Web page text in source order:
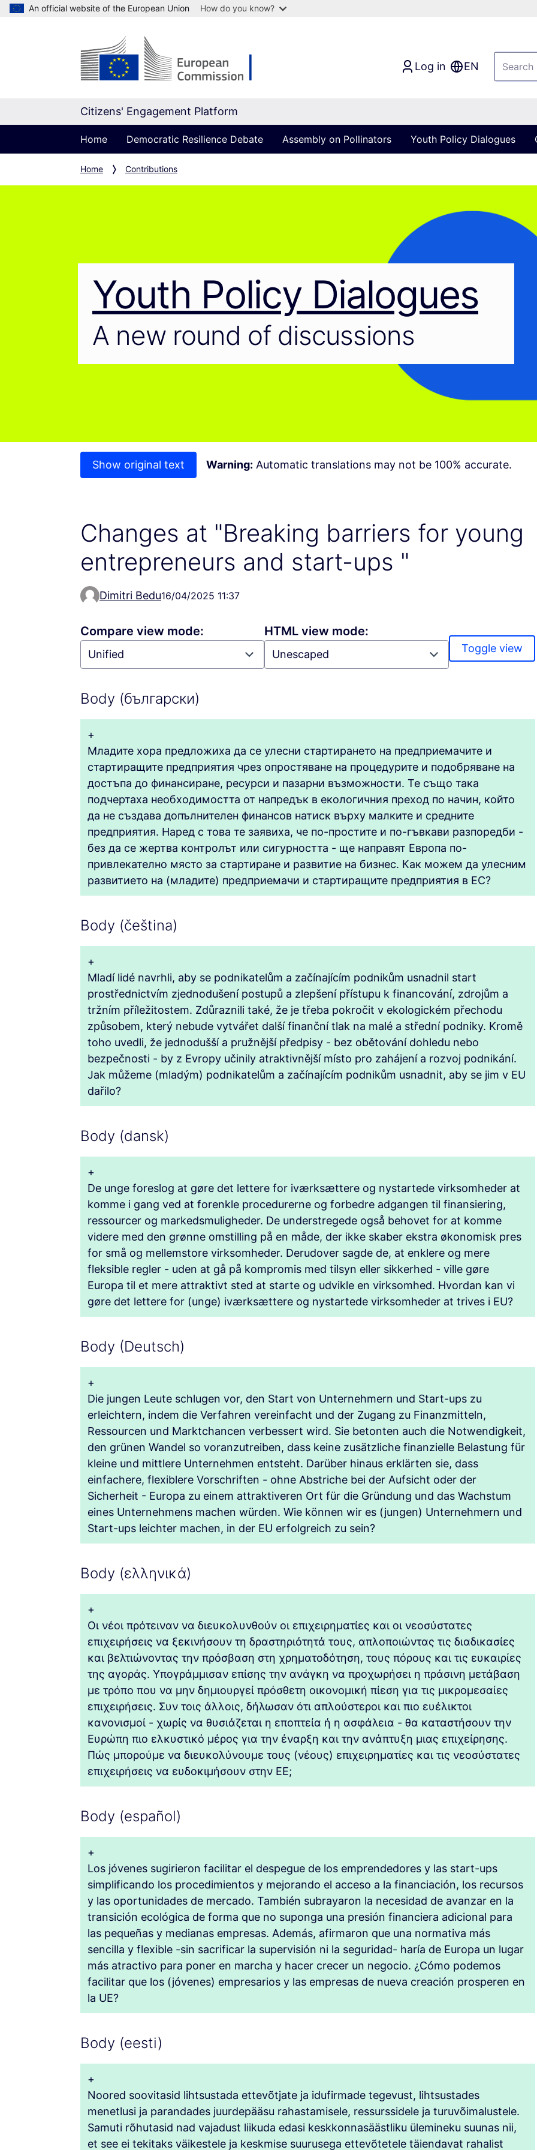
An official website of the European Union How do you know?
Log in EN
Citizens' Engagement Platform
Home Democratic Resilience Debate Assembly on Pollinators Youth Policy Dialogues
Home Contributions
Youth Policy Dialogues
A new round of discussions
Show original text Warning: Automatic translations may not be 100% accurate.
Changes at "Breaking barriers for young
entrepreneurs and start-ups "
Dimitri Bedu16/04/2025 11:37
Compare view mode: HTML view mode:
Toggle view
Body (български)
+
Младите хора предложиха да се улесни стартирането на предприемачите и
стартиращите предприятия чрез опростяване на процедурите и подобряване на
достъпа до финансиране, ресурси и пазарни възможности. Те също така
подчертаха необходимостта от напредък в екологичния преход по начин, който
да не създава допълнителен финансов натиск върху малките и средните
предприятия. Наред с това те заявиха, че по-простите и по-гъвкави разпоредби -
без да се жертва контролът или сигурността - ще направят Европа по-
привлекателно място за стартиране и развитие на бизнес. Как можем да улесним
развитието на (младите) предприемачи и стартиращите предприятия в ЕС?
Body (čeština)
+
Mladí lidé navrhli, aby se podnikatelům a začínajícím podnikům usnadnil start
prostřednictvím zjednodušení postupů a zlepšení přístupu k financování, zdrojům a
tržním příležitostem. Zdůraznili také, že je třeba pokročit v ekologickém přechodu
způsobem, který nebude vytvářet další finanční tlak na malé a střední podniky. Kromě
toho uvedli, že jednodušší a pružnější předpisy - bez obětování dohledu nebo
bezpečnosti - by z Evropy učinily atraktivnější místo pro zahájení a rozvoj podnikání.
Jak můžeme (mladým) podnikatelům a začínajícím podnikům usnadnit, aby se jim v EU
dařilo?
Body (dansk)
+
De unge foreslog at gøre det lettere for iværksættere og nystartede virksomheder at
komme i gang ved at forenkle procedurerne og forbedre adgangen til finansiering,
ressourcer og markedsmuligheder. De understregede også behovet for at komme
videre med den grønne omstilling på en måde, der ikke skaber ekstra økonomisk pres
for små og mellemstore virksomheder. Derudover sagde de, at enklere og mere
fleksible regler - uden at gå på kompromis med tilsyn eller sikkerhed - ville gøre
Europa til et mere attraktivt sted at starte og udvikle en virksomhed. Hvordan kan vi
gøre det lettere for (unge) iværksættere og nystartede virksomheder at trives i EU?
Body (Deutsch)
+
Die jungen Leute schlugen vor, den Start von Unternehmern und Start-ups zu
erleichtern, indem die Verfahren vereinfacht und der Zugang zu Finanzmitteln,
Ressourcen und Marktchancen verbessert wird. Sie betonten auch die Notwendigkeit,
den grünen Wandel so voranzutreiben, dass keine zusätzliche finanzielle Belastung für
kleine und mittlere Unternehmen entsteht. Darüber hinaus erklärten sie, dass
einfachere, flexiblere Vorschriften - ohne Abstriche bei der Aufsicht oder der
Sicherheit - Europa zu einem attraktiveren Ort für die Gründung und das Wachstum
eines Unternehmens machen würden. Wie können wir es (jungen) Unternehmern und
Start-ups leichter machen, in der EU erfolgreich zu sein?
Body (ελληνικά)
+
Οι νέοι πρότειναν να διευκολυνθούν οι επιχειρηματίες και οι νεοσύστατες
επιχειρήσεις να ξεκινήσουν τη δραστηριότητά τους, απλοποιώντας τις διαδικασίες
και βελτιώνοντας την πρόσβαση στη χρηματοδότηση, τους πόρους και τις ευκαιρίες
της αγοράς. Υπογράμμισαν επίσης την ανάγκη να προχωρήσει η πράσινη μετάβαση
με τρόπο που να μην δημιουργεί πρόσθετη οικονομική πίεση για τις μικρομεσαίες
επιχειρήσεις. Συν τοις άλλοις, δήλωσαν ότι απλούστεροι και πιο ευέλικτοι
κανονισμοί - χωρίς να θυσιάζεται η εποπτεία ή η ασφάλεια - θα καταστήσουν την
Ευρώπη πιο ελκυστικό μέρος για την έναρξη και την ανάπτυξη μιας επιχείρησης.
Πώς μπορούμε να διευκολύνουμε τους (νέους) επιχειρηματίες και τις νεοσύστατες
επιχειρήσεις να ευδοκιμήσουν στην ΕΕ;
Body (español)
+
Los jóvenes sugirieron facilitar el despegue de los emprendedores y las start-ups
simplificando los procedimientos y mejorando el acceso a la financiación, los recursos
y las oportunidades de mercado. También subrayaron la necesidad de avanzar en la
transición ecológica de forma que no suponga una presión financiera adicional para
las pequeñas y medianas empresas. Además, afirmaron que una normativa más
sencilla y flexible -sin sacrificar la supervisión ni la seguridad- haría de Europa un lugar
más atractivo para poner en marcha y hacer crecer un negocio. ¿Cómo podemos
facilitar que los (jóvenes) empresarios y las empresas de nueva creación prosperen en
la UE?
Body (eesti)
+
Noored soovitasid lihtsustada ettevõtjate ja idufirmade tegevust, lihtsustades
menetlusi ja parandades juurdepääsu rahastamisele, ressurssidele ja turuvõimalustele.
Samuti rõhutasid nad vajadust liikuda edasi keskkonnasäästliku ülemineku suunas nii,
et see ei tekitaks väikestele ja keskmise suurusega ettevõtetele täiendavat rahalist